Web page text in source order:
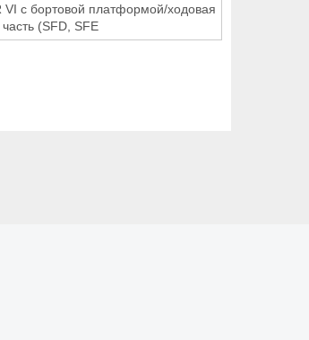
VI c бортовой платформой/ходовая
часть (SFD, SFE